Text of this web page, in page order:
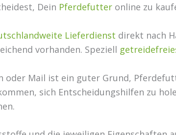
Dein Pferdefutter online zu
Lieferdienst direkt nach
vorhanden. Speziell
oder Mail ist ein guter Grund,
sich Entscheidungshilfen zu